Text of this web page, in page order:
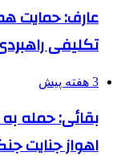
عارف: حمایت
تکلیفی
3 هفته پیش
بقائی: حمله
اهواز جنایت